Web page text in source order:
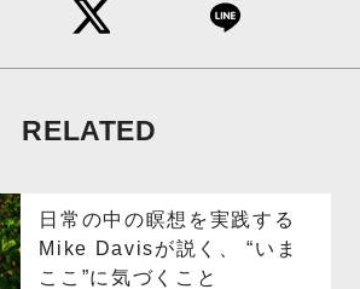
RELATED
日常の中の瞑想を実践する
Mike Davisが説く、 “いま
ここ”に気づくこと